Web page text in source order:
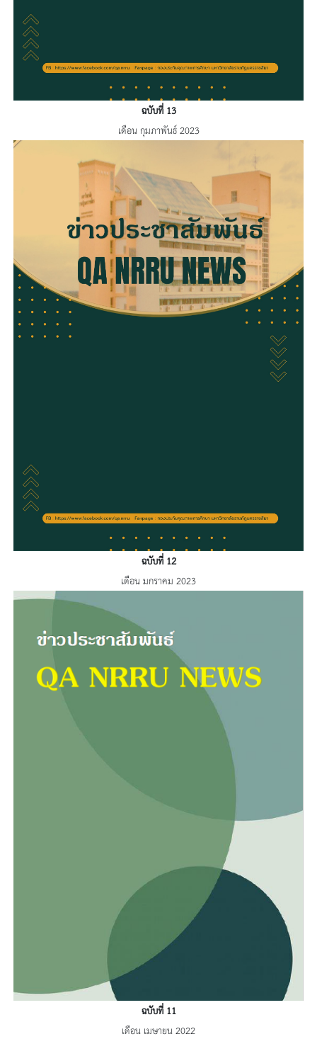
ฉบับที่ 13
เดือน กุมภาพันธ์ 2023
ฉบับที่ 12
เดือน มกราคม 2023
ฉบับที่ 11
เดือน เมษายน 2022